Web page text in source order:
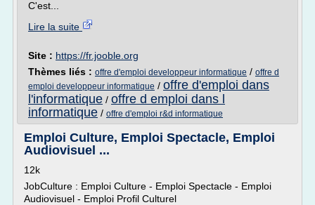
C'est...
Lire la suite
Site : https://fr.jooble.org
Thèmes liés : offre d'emploi developpeur informatique / offre d
emploi developpeur informatique / offre d'emploi dans
l'informatique / offre d emploi dans l
informatique / offre d'emploi r&d informatique
Emploi Culture, Emploi Spectacle, Emploi
Audiovisuel ...
12k
JobCulture : Emploi Culture - Emploi Spectacle - Emploi
Audiovisuel - Emploi Profil Culturel